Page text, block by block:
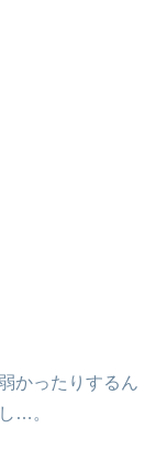
かったりするん
…。